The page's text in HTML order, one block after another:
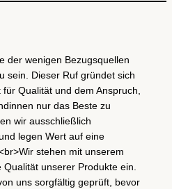
der wenigen Bezugsquellen
sein. Dieser Ruf gründet sich
Qualität und dem Anspruch,
nur das Beste zu
wir ausschließlich
legen Wert auf eine
stehen mit unserem
unserer Produkte ein.
uns sorgfältig geprüft, bevor